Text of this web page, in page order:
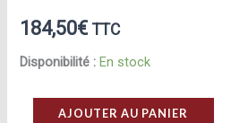
184,50€ TTC
Disponibilité : En stock
quantitéAJOUTER AU PANIER